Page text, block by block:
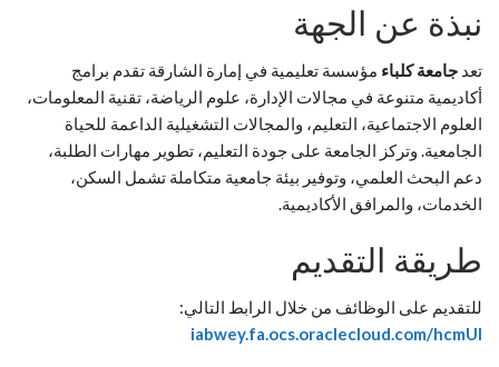
نبذة عن الجهة
تعد جامعة كلباء مؤسسة تعليمية في إمارة الشارقة تقدم برامج
أكاديمية متنوعة في مجالات الإدارة، علوم الرياضة، تقنية المعلومات،
العلوم الاجتماعية، التعليم، والمجالات التشغيلية الداعمة للحياة
الجامعية. وتركز الجامعة على جودة التعليم، تطوير مهارات الطلبة،
دعم البحث العلمي، وتوفير بيئة جامعية متكاملة تشمل السكن،
الخدمات، والمرافق الأكاديمية.
طريقة التقديم
للتقديم على الوظائف من خلال الرابط التالي:
iabwey.fa.ocs.oraclecloud.com/hcmUI